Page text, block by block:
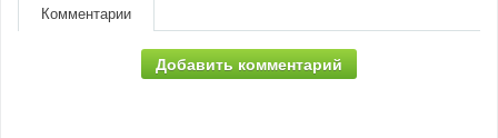
Комментарии
Добавить комментарий